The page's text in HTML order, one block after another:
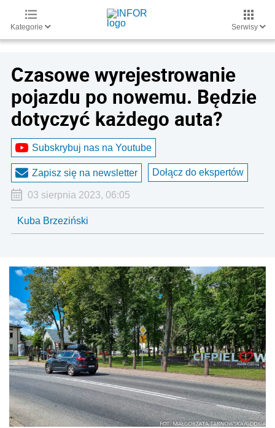
Kategorie Serwisy
Czasowe wyrejestrowanie
pojazdu po nowemu. Będzie
dotyczyć każdego auta?
Subskrybuj nas na Youtube
Zapisz się na newsletter Dołącz do ekspertów
03 sierpnia 2023, 06:05
Kuba Brzeziński